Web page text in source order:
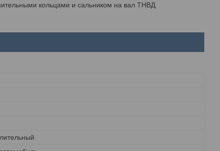
кольцами и сальником на вал ТНВД.